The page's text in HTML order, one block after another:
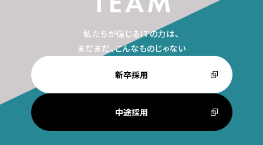
私たちが信じるITの力は、
まだまだ、こんなものじゃない
新卒採用
中途採用